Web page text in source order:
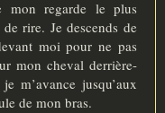
regarde le plus
rire. Je descends de
moi pour ne pas
mon cheval derrière-
m’avance jusqu’aux
de mon bras.